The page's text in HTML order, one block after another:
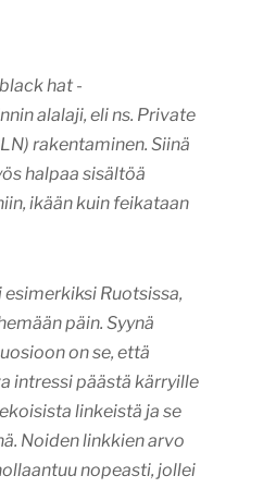
hat -
alalaji, eli ns. Private
rakentaminen. Siinä
halpaa sisältöä
ikään kuin feikataan
Ruotsissa,
päin. Syynä
on se, että
intressi päästä kärryille
linkeistä ja se
Noiden linkkien arvo
nopeasti, jollei